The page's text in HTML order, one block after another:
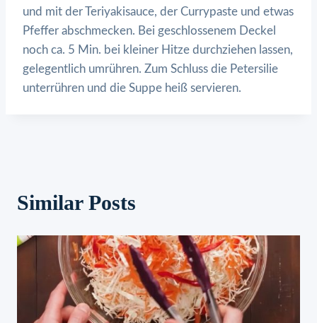
und mit der Teriyakisauce, der Currypaste und etwas
Pfeffer abschmecken. Bei geschlossenem Deckel
noch ca. 5 Min. bei kleiner Hitze durchziehen lassen,
gelegentlich umrühren. Zum Schluss die Petersilie
unterrühren und die Suppe heiß servieren.
Similar Posts